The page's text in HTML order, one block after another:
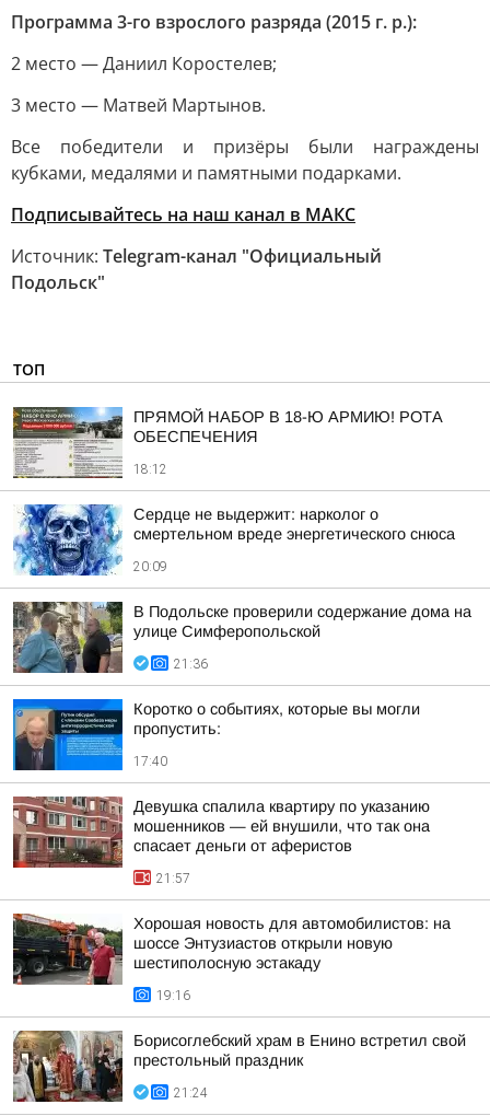
Программа 3-го взрослого разряда (2015 г. р.):
2 место — Даниил Коростелев;
3 место — Матвей Мартынов.
Все победители и призёры были награждены
кубками, медалями и памятными подарками.
Подписывайтесь на наш канал в МАКС
Источник: Telegram-канал "Официальный
Подольск"
ТОП
ПРЯМОЙ НАБОР В 18-Ю АРМИЮ! РОТА
ОБЕСПЕЧЕНИЯ
18:12
Сердце не выдержит: нарколог о
смертельном вреде энергетического снюса
20:09
В Подольске проверили содержание дома на
улице Симферопольской
21:36
Коротко о событиях, которые вы могли
пропустить:
17:40
Девушка спалила квартиру по указанию
мошенников — ей внушили, что так она
спасает деньги от аферистов
21:57
Хорошая новость для автомобилистов: на
шоссе Энтузиастов открыли новую
шестиполосную эстакаду
19:16
Борисоглебский храм в Енино встретил свой
престольный праздник
21:24